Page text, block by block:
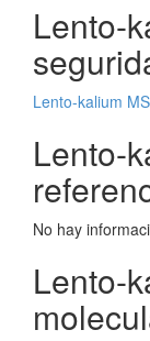
Lento-
Lento-kalium
Lento-
No hay
Lento-